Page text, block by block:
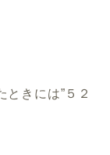
ときには”５２